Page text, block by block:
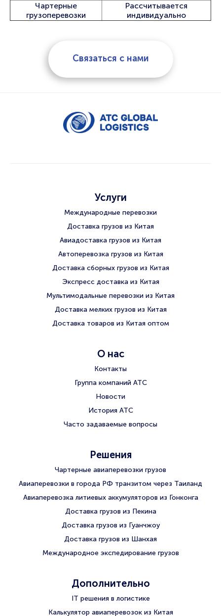
Чартерные
грузоперевозки
Рассчитывается
индивидуально
Связаться с нами
Услуги
Международные перевозки
Доставка грузов из Китая
Авиадоставка грузов из Китая
Автоперевозка грузов из Китая
Доставка сборных грузов из Китая
Экспресс доставка из Китая
Мультимодальные перевозки из Китая
Доставка мелких грузов из Китая
Доставка товаров из Китая оптом
О нас
Контакты
Группа компаний АТС
Новости
История АТС
Часто задаваемые вопросы
Решения
Чартерные авиаперевозки грузов
Авиаперевозки в города РФ транзитом через Таиланд
Авиаперевозка литиевых аккумуляторов из Гонконга
Доставка грузов из Пекина
Доставка грузов из Гуанчжоу
Доставка грузов из Шанхая
Международное экспедирование грузов
Дополнительно
IT решения в логистике
Калькулятор авиаперевозок из Китая